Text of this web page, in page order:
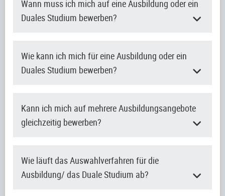
Wann muss ich mich auf eine Ausbildung oder ein
Duales Studium bewerben?
Wie kann ich mich für eine Ausbildung oder ein
Duales Studium bewerben?
Kann ich mich auf mehrere Ausbildungsangebote
gleichzeitig bewerben?
Wie läuft das Auswahlverfahren für die
Ausbildung/ das Duale Studium ab?